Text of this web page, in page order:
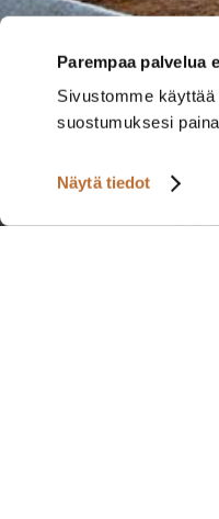
Parempaa palvelua
Sivustomme
suostumuksesi
Näytä tiedot